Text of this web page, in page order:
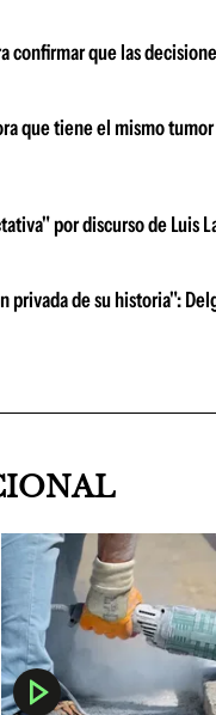
que las
que tiene el mismo
por discurso de Luis
de su historia":